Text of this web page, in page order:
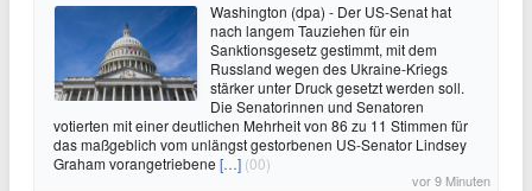
Washington (dpa) - Der US-Senat hat
nach langem Tauziehen für ein
Sanktionsgesetz gestimmt, mit dem
Russland wegen des Ukraine-Kriegs
stärker unter Druck gesetzt werden soll.
Die Senatorinnen und Senatoren
votierten mit einer deutlichen Mehrheit von 86 zu 11 Stimmen für
das maßgeblich vom unlängst gestorbenen US-Senator Lindsey
Graham vorangetriebene […] (00)
vor 9 Minuten